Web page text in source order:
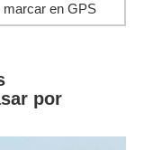
marcar en GPS
por